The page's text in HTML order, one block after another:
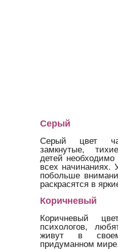
Серый
Серый цвет
замкнутые,
детей
всех начинаниях.
побольше
раскрасятся в
Коричневый
Коричневый
психологов,
живут в своем
придуманном мире.